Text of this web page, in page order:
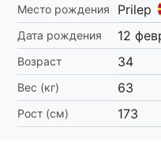
Место рождения
Prilep
Дата рождения 12
Возраст 34
Вес (кг) 63
Рост (см) 173